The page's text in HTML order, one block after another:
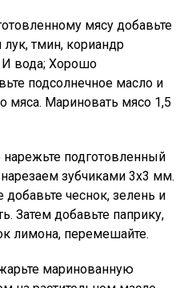
мясу добавьте
тмин, кориандр
вода; Хорошо
подсолнечное масло и
мяса. Мариновать мясо 1,5
нарежьте подготовленный
зубчиками 3х3 мм.
чеснок, зелень и
Затем добавьте паприку,
лимона, перемешайте.
маринованную